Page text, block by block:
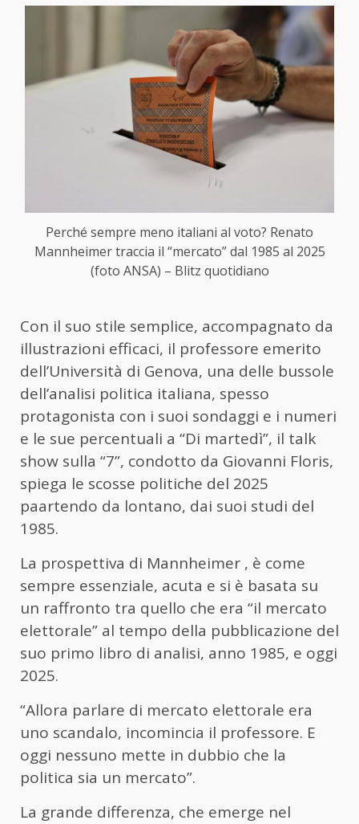
Perché sempre meno italiani al voto? Renato
Mannheimer traccia il “mercato” dal 1985 al 2025
(foto ANSA) – Blitz quotidiano
Con il suo stile semplice, accompagnato da
illustrazioni efficaci, il professore emerito
dell’Università di Genova, una delle bussole
dell’analisi politica italiana, spesso
protagonista con i suoi sondaggi e i numeri
e le sue percentuali a “Di martedì”, il talk
show sulla “7”, condotto da Giovanni Floris,
spiega le scosse politiche del 2025
paartendo da lontano, dai suoi studi del
1985.
La prospettiva di Mannheimer , è come
sempre essenziale, acuta e si è basata su
un raffronto tra quello che era “il mercato
elettorale” al tempo della pubblicazione del
suo primo libro di analisi, anno 1985, e oggi
2025.
“Allora parlare di mercato elettorale era
uno scandalo, incomincia il professore. E
oggi nessuno mette in dubbio che la
politica sia un mercato”.
La grande differenza, che emerge nel